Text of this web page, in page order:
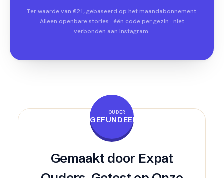
Ter waarde van €21, gebaseerd op het maandabonnement.
Alleen openbare stories · één code per gezin · niet
verbonden aan Instagram.
OUDER
GEFUNDEERD
Gemaakt door Expat